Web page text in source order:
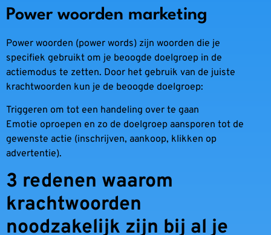
Power woorden marketing
Power woorden (power words) zijn woorden die je
specifiek gebruikt om je beoogde doelgroep in de
actiemodus te zetten. Door het gebruik van de juiste
krachtwoorden kun je de beoogde doelgroep:
Triggeren om tot een handeling over te gaan
Emotie oproepen en zo de doelgroep aansporen tot de
gewenste actie (inschrijven, aankoop, klikken op
advertentie).
3 redenen waarom
krachtwoorden
noodzakelijk zijn bij al je